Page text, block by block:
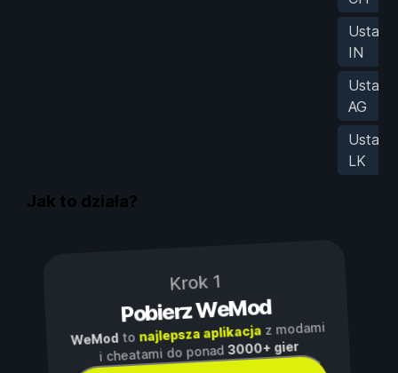
Ustaw
IN
Ustaw
AG
Ustaw
LK
Jak to działa?
Krok 1
Pobierz WeMod
WeModto najlepsza aplikacjaz modami
i cheatami do ponad3000+ gier